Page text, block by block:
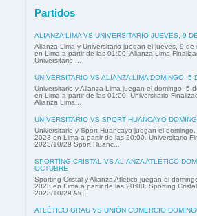
Partidos
ALIANZA LIMA VS UNIVERSITARIO JUEVES, 9
Alianza Lima y Universitario juegan el jueves, 9 de
en Lima a partir de las 01:00. Alianza Lima
Universitario ...
UNIVERSITARIO VS ALIANZA LIMA DOMINGO, 5
Universitario y Alianza Lima juegan el domingo, 5
en Lima a partir de las 01:00. Universitario
Alianza Lima...
UNIVERSITARIO VS SPORT HUANCAYO
Universitario y Sport Huancayo juegan el
2023 en Lima a partir de las 20:00. Universitario
2023/10/29 Sport Huanc...
SPORTING CRISTAL VS ALIANZA ATLÉTICO
OCTUBRE
Sporting Cristal y Alianza Atlético juegan el
2023 en Lima a partir de las 20:00. Sporting
2023/10/29 Ali...
ATLÉTICO GRAU VS UNIÓN COMERCIO